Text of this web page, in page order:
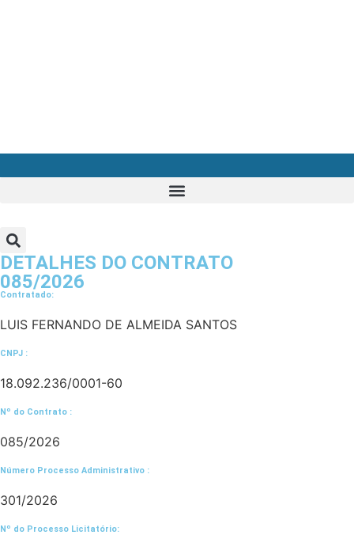
DETALHES DO CONTRATO​
085/2026
Contratado:
LUIS FERNANDO DE ALMEIDA SANTOS
CNPJ :
18.092.236/0001-60
Nº do Contrato :
085/2026
Número Processo Administrativo :
301/2026
Nº do Processo Licitatório: